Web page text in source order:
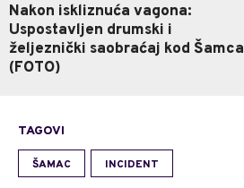
Nakon iskliznuća vagona:
Uspostavljen drumski i
željeznički saobraćaj kod Šamca
(FOTO)
TAGOVI
ŠAMAC INCIDENT